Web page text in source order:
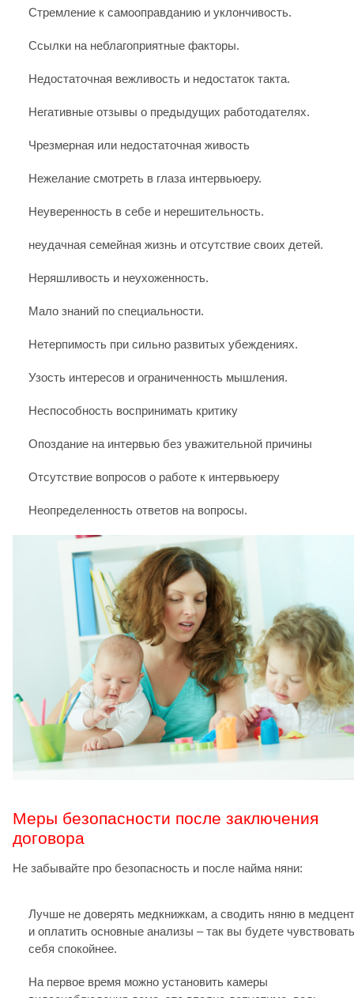
Стремление к самооправданию и уклончивость.
Ссылки на неблагоприятные факторы.
Недостаточная вежливость и недостаток такта.
Негативные отзывы о предыдущих работодателях.
Чрезмерная или недостаточная живость
Нежелание смотреть в глаза интервьюеру.
Неуверенность в себе и нерешительность.
неудачная семейная жизнь и отсутствие своих детей.
Неряшливость и неухоженность.
Мало знаний по специальности.
Нетерпимость при сильно развитых убеждениях.
Узость интересов и ограниченность мышления.
Неспособность воспринимать критику
Опоздание на интервью без уважительной причины
Отсутствие вопросов о работе к интервьюеру
Неопределенность ответов на вопросы.
Меры безопасности после заключения
договора
Не забывайте про безопасность и после найма няни:
Лучше не доверять медкнижкам, а сводить няню в
и оплатить основные анализы – так вы будете чувствовать
себя спокойнее.
На первое время можно установить камеры